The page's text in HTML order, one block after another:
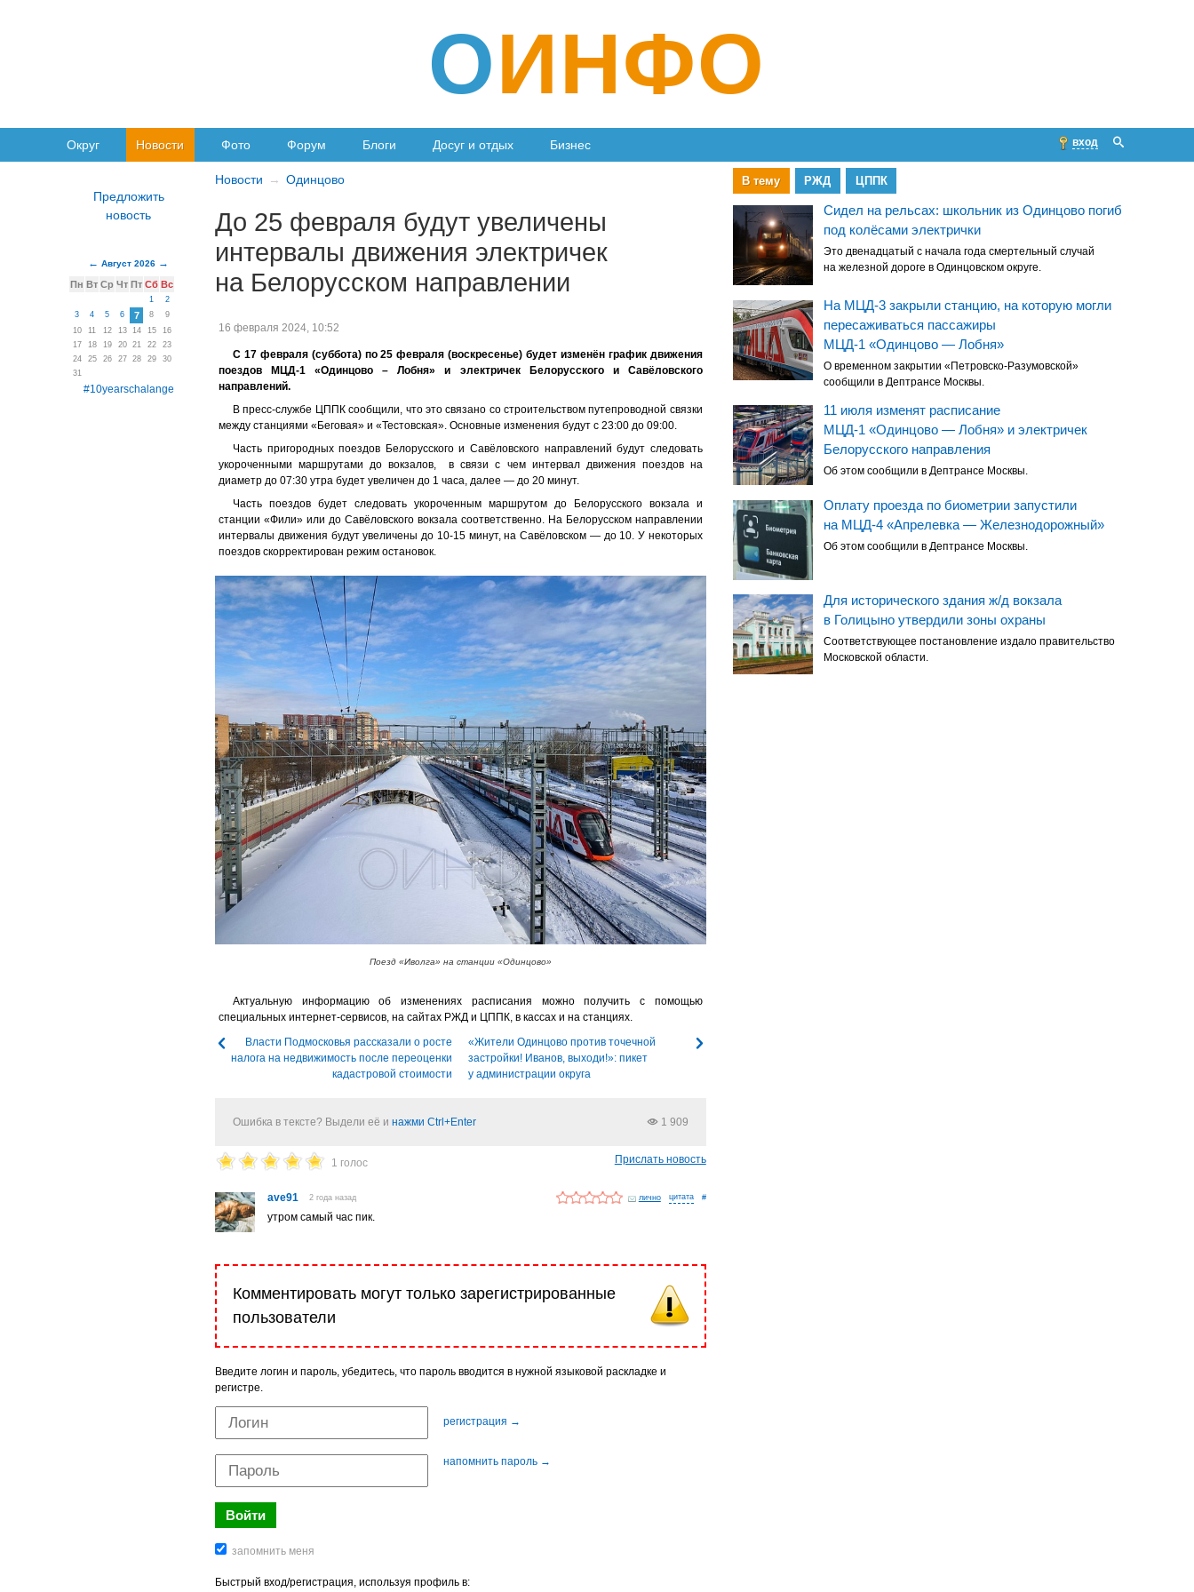
ОИНФО
Округ Новости Фото Форум Блоги Досуг и отдых Бизнес вход
Новости Одинцово
До 25 февраля будут увеличены
интервалы движения электричек
на Белорусском направлении
16 февраля 2024, 10:52
С 17 февраля (суббота) по 25 февраля (воскресенье) будет изменён график движения
поездов МЦД-1 «Одинцово – Лобня» и электричек Белорусского и Савёловского
направлений.
В пресс-службе ЦППК сообщили, что это связано со строительством путепроводной связки
между станциями «Беговая» и «Тестовская». Основные изменения будут с 23:00 до 09:00.
Часть пригородных поездов Белорусского и Савёловского направлений будут следовать
укороченными маршрутами до вокзалов, в связи с чем интервал движения поездов на
диаметр до 07:30 утра будет увеличен до 1 часа, далее — до 20 минут.
Часть поездов будет следовать укороченным маршрутом до Белорусского вокзала и
станции «Фили» или до Савёловского вокзала соответственно. На Белорусском направлении
интервалы движения будут увеличены до 10-15 минут, на Савёловском — до 10. У некоторых
поездов скорректирован режим остановок.
Поезд «Иволга» на станции «Одинцово»
Актуальную информацию об изменениях расписания можно получить с помощью
специальных интернет-сервисов, на сайтах РЖД и ЦППК, в кассах и на станциях.
Власти Подмосковья рассказали о росте
налога на недвижимость после переоценки
кадастровой стоимости
«Жители Одинцово против точечной
застройки! Иванов, выходи!»: пикет
у администрации округа
Ошибка в тексте? Выдели её и нажми Ctrl+Enter 1 909
1 голос Прислать новость
ave91 2 года назад лично #
утром самый час пик.
Комментировать могут только зарегистрированные
пользователи
Введите логин и пароль, убедитесь, что пароль вводится в нужной языковой раскладке и
регистре.
регистрация →
напомнить пароль →
Быстрый вход/регистрация, используя профиль в:
Август 2026
Пн Вт Ср Чт Пт Сб Вс
1
2
3
4 5 6 7 8
9
10
11 12 13 14 15
16
17
18 19 20 21 22
23
24
25 26 27 28 29
30
31
#10yearschalange
В тему РЖД ЦППК
Сидел на рельсах: школьник из Одинцово погиб
под колёсами электрички
Это двенадцатый с начала года смертельный случай
на железной дороге в Одинцовском округе.
На МЦД-3 закрыли станцию, на которую могли
пересаживаться пассажиры
МЦД-1 «Одинцово — Лобня»
О временном закрытии «Петровско-Разумовской»
сообщили в Дептрансе Москвы.
11 июля изменят расписание
МЦД-1 «Одинцово — Лобня» и электричек
Белорусского направления
Об этом сообщили в Дептрансе Москвы.
Оплату проезда по биометрии запустили
на МЦД-4 «Апрелевка — Железнодорожный»
Об этом сообщили в Дептрансе Москвы.
Для исторического здания ж/д вокзала
в Голицыно утвердили зоны охраны
Соответствующее постановление издало правительство
Московской области.